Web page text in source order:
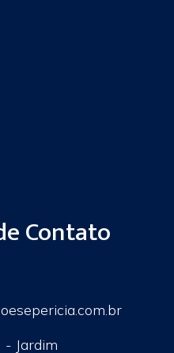
Contato
- Jardim